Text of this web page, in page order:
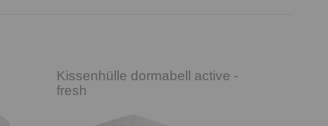
Kissenhülle dormabell active -
fresh